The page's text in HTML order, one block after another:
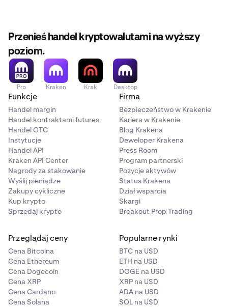
Przenieś handel kryptowalutami na wyższy
poziom.
Pro Kraken Krak Desktop
Funkcje
Handel margin
Handel kontraktami futures
Handel OTC
Instytucje
Handel API
Kraken API Center
Nagrody za stakowanie
Wyślij pieniądze
Zakupy cykliczne
Kup krypto
Sprzedaj krypto
Firma
Bezpieczeństwo w Krakenie
Kariera w Krakenie
Blog Krakena
Deweloper Krakena
Press Room
Program partnerski
Pozycje aktywów
Status Krakena
Dział wsparcia
Skargi
Breakout Prop Trading
Przeglądaj ceny
Cena Bitcoina
Cena Ethereum
Cena Dogecoin
Cena XRP
Cena Cardano
Cena Solana
Popularne rynki
BTC na USD
ETH na USD
DOGE na USD
XRP na USD
ADA na USD
SOL na USD